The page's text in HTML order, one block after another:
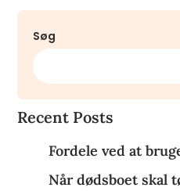
Søg
Recent Posts
Fordele ved at
Når dødsboet skal